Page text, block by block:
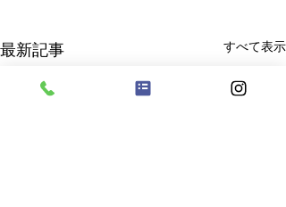
最新記事 すべて表示